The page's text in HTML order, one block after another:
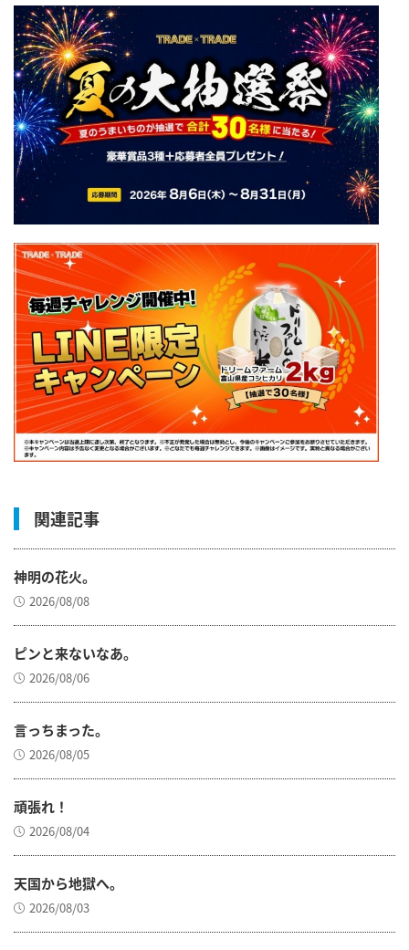
関連記事
神明の花火。
2026/08/08
ピンと来ないなあ。
2026/08/06
言っちまった。
2026/08/05
頑張れ！
2026/08/04
天国から地獄へ。
2026/08/03